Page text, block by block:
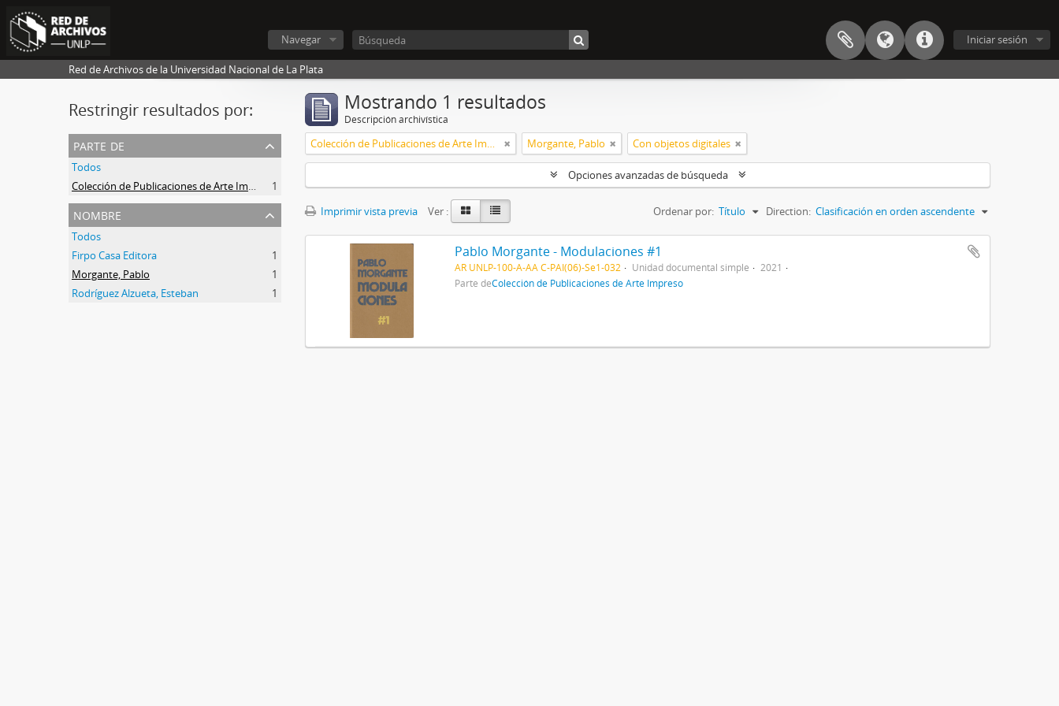
Iniciar sesión
Navegar
Red de Archivos de la Universidad Nacional de La Plata
Restringir resultados por:
parte de
Todos
Colección de Publicaciones de Arte Impreso
1
nombre
Todos
Firpo Casa Editora
1
Morgante, Pablo
1
Rodríguez Alzueta, Esteban
1
Mostrando 1 resultados
Descripción archivística
Colección de Publicaciones de Arte Impreso Morgante, Pablo Con objetos digitales
Opciones avanzadas de búsqueda
Imprimir vista previa Ver : Ordenar por: Título Direction: Clasificación en orden ascendente
Pablo Morgante - Modulaciones #1
AR UNLP-100-A-AA C-PAI(06)-Se1-032 Unidad documental simple
2021
Parte deColección de Publicaciones de Arte Impreso